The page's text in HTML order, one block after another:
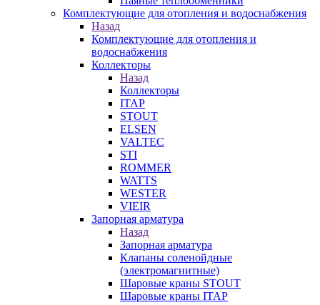
Комплектующие для отопления и водоснабжения
Назад
Комплектующие для отопления и
водоснабжения
Коллекторы
Назад
Коллекторы
ITAP
STOUT
ELSEN
VALTEC
STI
ROMMER
WATTS
WESTER
VIEIR
Запорная арматура
Назад
Запорная арматура
Клапаны соленойдные
(электромагнитные)
Шаровые краны STOUT
Шаровые краны ITAP